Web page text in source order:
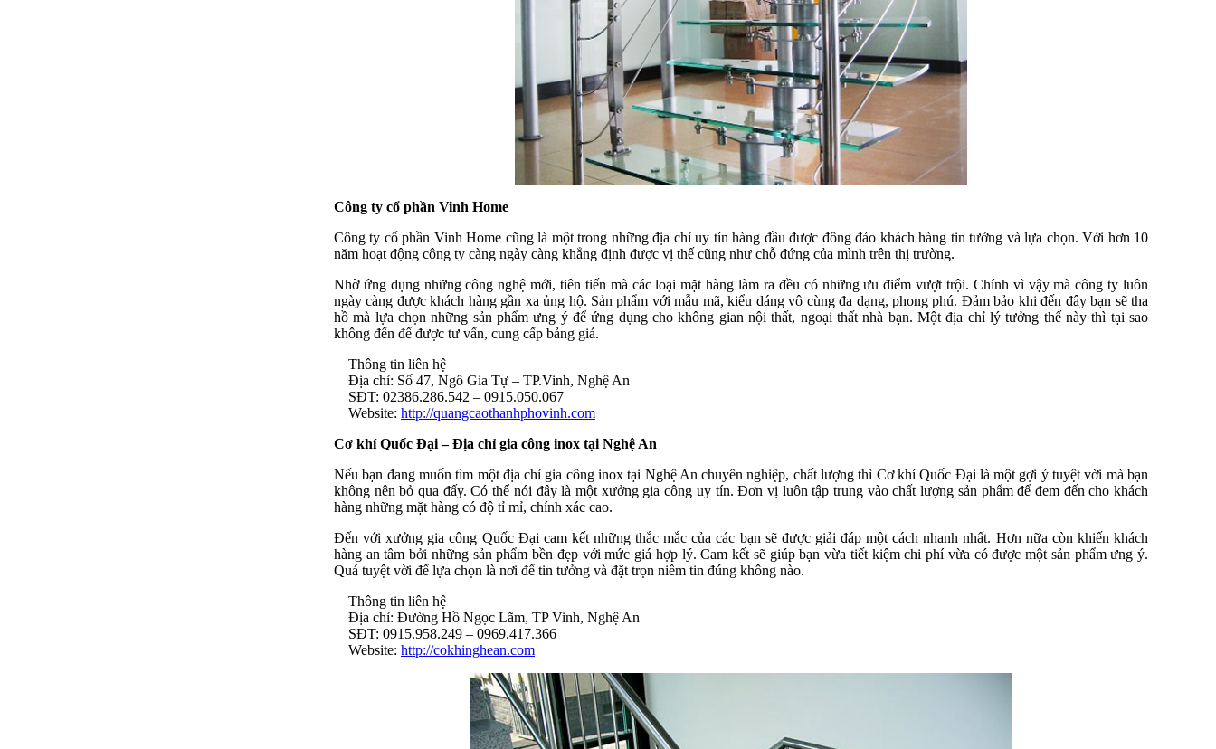
Công ty cổ phần Vinh Home
Công ty cổ phần Vinh Home cũng là một trong những địa chỉ uy tín hàng đầu được đông đảo khách hàng tin tưởng và lựa chọn. Với hơn 10
năm hoạt động công ty càng ngày càng khẳng định được vị thế cũng như chỗ đứng của mình trên thị trường.
Nhờ ứng dụng những công nghệ mới, tiên tiến mà các loại mặt hàng làm ra đều có những ưu điểm vượt trội. Chính vì vậy mà công ty luôn
ngày càng được khách hàng gần xa ủng hộ. Sản phẩm với mẫu mã, kiểu dáng vô cùng đa dạng, phong phú. Đảm bảo khi đến đây bạn sẽ tha
hồ mà lựa chọn những sản phẩm ưng ý để ứng dụng cho không gian nội thất, ngoại thất nhà bạn. Một địa chỉ lý tưởng thế này thì tại sao
không đến để được tư vấn, cung cấp bảng giá.
Thông tin liên hệ
Địa chỉ: Số 47, Ngô Gia Tự – TP.Vinh, Nghệ An
SĐT: 02386.286.542 – 0915.050.067
Website: http://quangcaothanhphovinh.com
Cơ khí Quốc Đại – Địa chỉ gia công inox tại Nghệ An
Nếu bạn đang muốn tìm một địa chỉ gia công inox tại Nghệ An chuyên nghiệp, chất lượng thì Cơ khí Quốc Đại là một gợi ý tuyệt vời mà bạn
không nên bỏ qua đấy. Có thể nói đây là một xưởng gia công uy tín. Đơn vị luôn tập trung vào chất lượng sản phẩm để đem đến cho khách
hàng những mặt hàng có độ tỉ mỉ, chính xác cao.
Đến với xưởng gia công Quốc Đại cam kết những thắc mắc của các bạn sẽ được giải đáp một cách nhanh nhất. Hơn nữa còn khiến khách
hàng an tâm bởi những sản phẩm bền đẹp với mức giá hợp lý. Cam kết sẽ giúp bạn vừa tiết kiệm chi phí vừa có được một sản phẩm ưng ý.
Quá tuyệt vời để lựa chọn là nơi để tin tưởng và đặt trọn niềm tin đúng không nào.
Thông tin liên hệ
Địa chỉ: Đường Hồ Ngọc Lãm, TP Vinh, Nghệ An
SĐT: 0915.958.249 – 0969.417.366
Website: http://cokhinghean.com